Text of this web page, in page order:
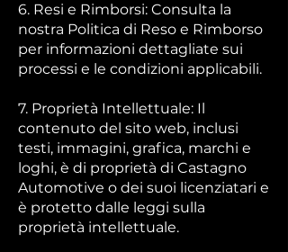
6. Resi e Rimborsi: Consulta la
nostra Politica di Reso e Rimborso
per informazioni dettagliate sui
processi e le condizioni applicabili.
7. Proprietà Intellettuale: Il
contenuto del sito web, inclusi
testi, immagini, grafica, marchi e
loghi, è di proprietà di Castagno
Automotive o dei suoi licenziatari e
è protetto dalle leggi sulla
proprietà intellettuale.